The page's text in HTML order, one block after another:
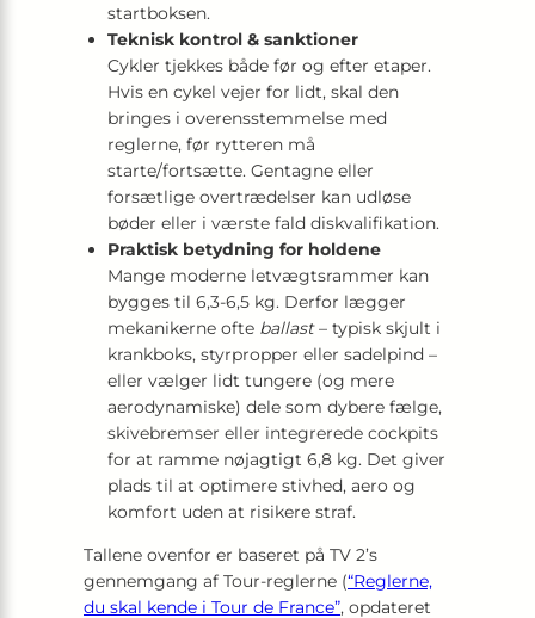
startboksen.
Teknisk kontrol & sanktioner
Cykler tjekkes både før og efter etaper.
Hvis en cykel vejer for lidt, skal den
bringes i overensstemmelse med
reglerne, før rytteren må
starte/fortsætte. Gentagne eller
forsætlige overtrædelser kan udløse
bøder eller i værste fald diskvalifikation.
Praktisk betydning for holdene
Mange moderne letvægtsrammer kan
bygges til 6,3-6,5 kg. Derfor lægger
mekanikerne ofte ballast– typisk skjult i
krankboks, styrpropper eller sadelpind –
eller vælger lidt tungere (og mere
aerodynamiske) dele som dybere fælge,
skivebremser eller integrerede cockpits
for at ramme nøjagtigt 6,8 kg. Det giver
plads til at optimere stivhed, aero og
komfort uden at risikere straf.
Tallene ovenfor er baseret på TV 2’s
gennemgang af Tour-reglerne (“Reglerne,
du skal kende i Tour de France”, opdateret